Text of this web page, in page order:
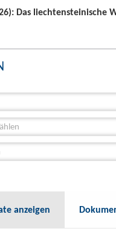
Das liechtensteinische
anzeigen